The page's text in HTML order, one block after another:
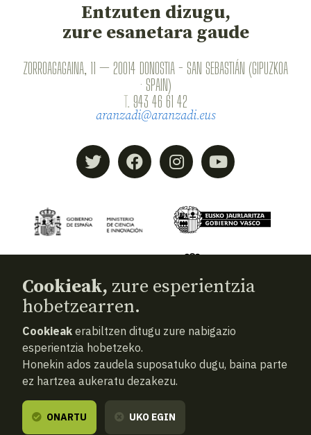
Entzuten dizugu,
zure esanetara gaude
ZORROAGAGAINA, 11 — 20014 DONOSTIA - SAN SEBASTIÁN (GIPUZKOA
· SPAIN)
T. 943 46 61 42
aranzadi@aranzadi.eus
© 2026Aranzadi — Zientzia elkartea
Terminoak eta baldintzak
Pribatutasun politika
Cookieak, zure esperientzia
hobetzearren.
Cookieak erabiltzen ditugu zure nabigazio
esperientzia hobetzeko.
Honekin ados zaudela suposatuko dugu, baina parte
ez hartzea aukeratu dezakezu.
ONARTU UKO EGIN